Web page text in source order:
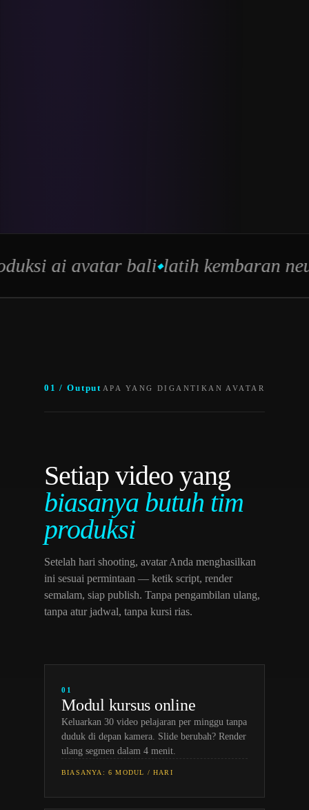
ai avatar bali latih kembaran
01 / Output APA YANG DIGANTIKAN AVATAR
Setiap video yang
biasanya butuh tim
produksi
Setelah hari shooting, avatar Anda menghasilkan
ini sesuai permintaan — ketik script, render
semalam, siap publish. Tanpa pengambilan ulang,
tanpa atur jadwal, tanpa kursi rias.
01
Modul kursus online
Keluarkan 30 video pelajaran per minggu tanpa
duduk di depan kamera. Slide berubah? Render
ulang segmen dalam 4 menit.
BIASANYA: 6 MODUL / HARI